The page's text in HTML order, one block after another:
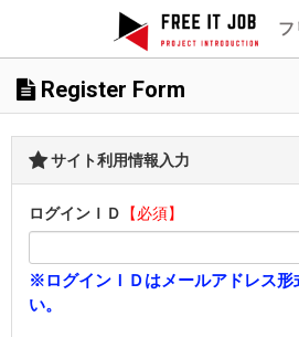
フ
Register Form
サイト利用情報入力
ログインＩＤ 【必須】
※ログインＩＤはメールアドレス形
い。